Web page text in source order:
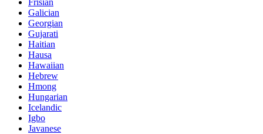
Frisian
Galician
Georgian
Gujarati
Haitian
Hausa
Hawaiian
Hebrew
Hmong
Hungarian
Icelandic
Igbo
Javanese